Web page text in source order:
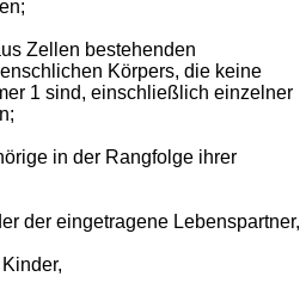
Zellen bestehenden
Körpers, die keine
1 sind, einschließlich einzelner
in der Rangfolge ihrer
der eingetragene Lebenspartner,